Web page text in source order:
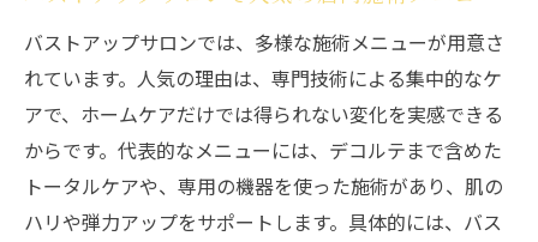
バストアップサロンでは、多様な施術メニューが用意さ
れています。人気の理由は、専門技術による集中的なケ
アで、ホームケアだけでは得られない変化を実感できる
からです。代表的なメニューには、デコルテまで含めた
トータルケアや、専用の機器を使った施術があり、肌の
ハリや弾力アップをサポートします。具体的には、バス